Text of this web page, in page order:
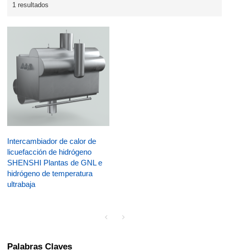
1 resultados
Intercambiador de calor de
licuefacción de hidrógeno
SHENSHI Plantas de GNL e
hidrógeno de temperatura
ultrabaja
Palabras Claves